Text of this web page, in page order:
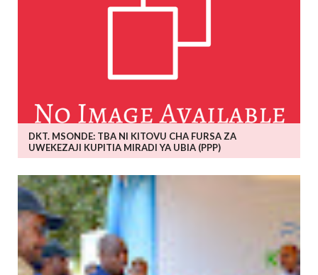
DKT. MSONDE: TBA NI KITOVU CHA FURSA ZA
UWEKEZAJI KUPITIA MIRADI YA UBIA (PPP)